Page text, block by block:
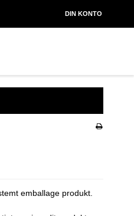
DIN KONTO
emballage produkt.